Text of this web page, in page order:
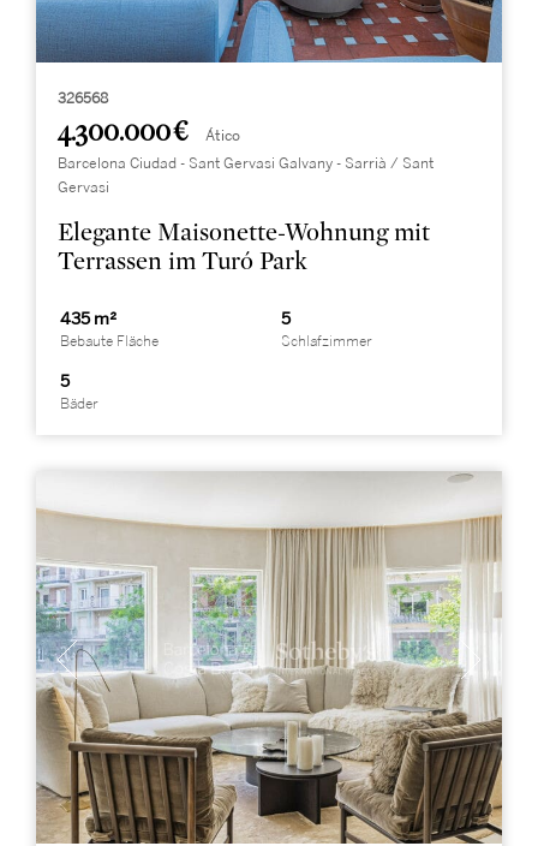
326568
4.300.000 € Ático
Barcelona Ciudad - Sant Gervasi Galvany - Sarrià / Sant
Gervasi
Elegante Maisonette-Wohnung mit
Terrassen im Turó Park
435 m²
Bebaute Fläche
5
Schlafzimmer
5
Bäder